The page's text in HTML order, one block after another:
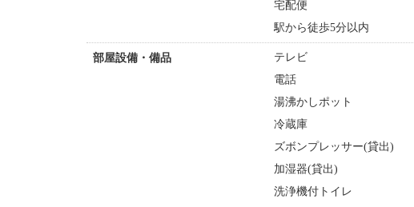
宅配便
駅から徒歩5分以内
部屋設備・備品 テレビ
電話
湯沸かしポット
冷蔵庫
ズボンプレッサー(貸出)
加湿器(貸出)
洗浄機付トイレ